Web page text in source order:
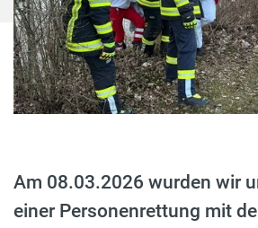
Am 08.03.2026 wurden wir
einer Personenrettung mit